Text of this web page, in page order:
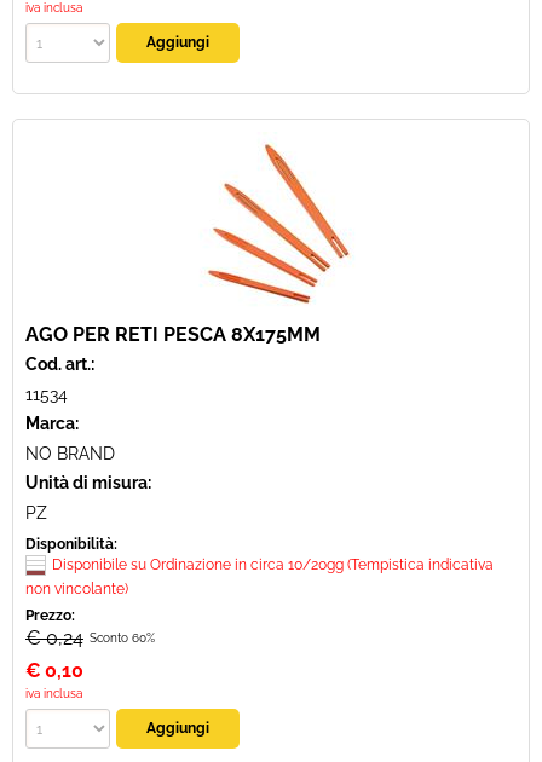
iva inclusa
AGO PER RETI PESCA 8X175MM
Cod. art.:
11534
Marca:
NO BRAND
Unità di misura:
PZ
Disponibilità:
Disponibile su Ordinazione in circa 10/20gg (Tempistica indicativa
non vincolante)
Prezzo:
€ 0,24 Sconto 60%
€ 0,10
iva inclusa